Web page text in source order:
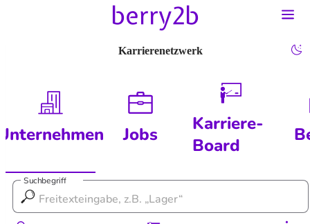
Karrierenetzwerk
Jobs
Karriere-
Board
Suchbegriff